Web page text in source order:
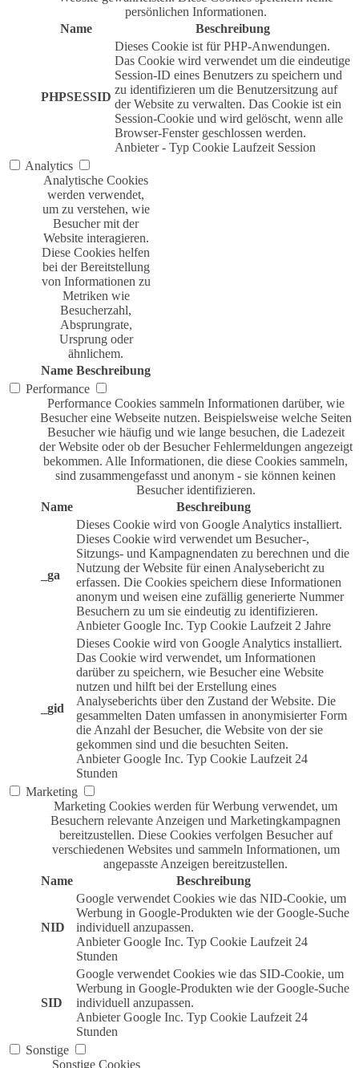
persönlichen Informationen.
Name
Beschreibung
PHPSESSID
Dieses Cookie ist für PHP-Anwendungen.
Das Cookie wird verwendet um die eindeutige
Session-ID eines Benutzers zu speichern und
zu identifizieren um die Benutzersitzung auf
der Website zu verwalten. Das Cookie ist ein
Session-Cookie und wird gelöscht, wenn alle
Browser-Fenster geschlossen werden.
Anbieter - Typ Cookie Laufzeit Session
Analytics
Analytische Cookies
werden verwendet,
um zu verstehen, wie
Besucher mit der
Website interagieren.
Diese Cookies helfen
bei der Bereitstellung
von Informationen zu
Metriken wie
Besucherzahl,
Absprungrate,
Ursprung oder
ähnlichem.
Name Beschreibung
Performance
Performance Cookies sammeln Informationen darüber, wie
Besucher eine Webseite nutzen. Beispielsweise welche Seiten
Besucher wie häufig und wie lange besuchen, die Ladezeit
der Website oder ob der Besucher Fehlermeldungen angezeigt
bekommen. Alle Informationen, die diese Cookies sammeln,
sind zusammengefasst und anonym - sie können keinen
Besucher identifizieren.
Name
Beschreibung
_ga
Dieses Cookie wird von Google Analytics installiert.
Dieses Cookie wird verwendet um Besucher-,
Sitzungs- und Kampagnendaten zu berechnen und die
Nutzung der Website für einen Analysebericht zu
erfassen. Die Cookies speichern diese Informationen
anonym und weisen eine zufällig generierte Nummer
Besuchern zu um sie eindeutig zu identifizieren.
Anbieter Google Inc. Typ Cookie Laufzeit 2 Jahre
_gid
Dieses Cookie wird von Google Analytics installiert.
Das Cookie wird verwendet, um Informationen
darüber zu speichern, wie Besucher eine Website
nutzen und hilft bei der Erstellung eines
Analyseberichts über den Zustand der Website. Die
gesammelten Daten umfassen in anonymisierter Form
die Anzahl der Besucher, die Website von der sie
gekommen sind und die besuchten Seiten.
Anbieter Google Inc. Typ Cookie Laufzeit 24
Stunden
Marketing
Marketing Cookies werden für Werbung verwendet, um
Besuchern relevante Anzeigen und Marketingkampagnen
bereitzustellen. Diese Cookies verfolgen Besucher auf
verschiedenen Websites und sammeln Informationen, um
angepasste Anzeigen bereitzustellen.
Name
Beschreibung
NID
Google verwendet Cookies wie das NID-Cookie, um
Werbung in Google-Produkten wie der Google-Suche
individuell anzupassen.
Anbieter Google Inc. Typ Cookie Laufzeit 24
Stunden
SID
Google verwendet Cookies wie das SID-Cookie, um
Werbung in Google-Produkten wie der Google-Suche
individuell anzupassen.
Anbieter Google Inc. Typ Cookie Laufzeit 24
Stunden
Sonstige
Sonstige Cookies